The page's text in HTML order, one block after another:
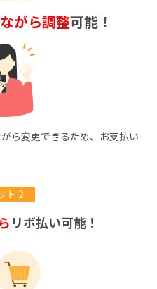
がら調整可能！
ら変更できるため、お支払い
ト 2
リボ払い可能！